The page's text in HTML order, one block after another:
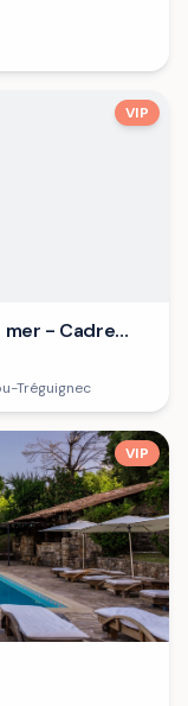
VIP
mer - Cadre
Tréguignec
VIP